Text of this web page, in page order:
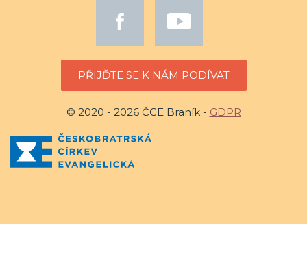
PŘIJĎTE SE K NÁM PODÍVAT
© 2020 - 2026 ČCE Braník - GDPR